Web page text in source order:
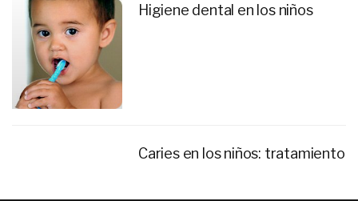
Higiene dental en los niños
Caries en los niños: tratamiento